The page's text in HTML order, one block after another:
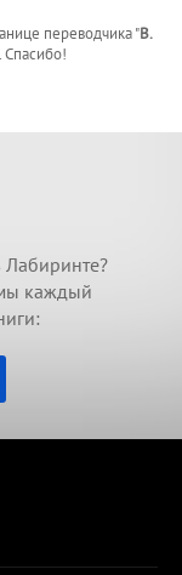
переводчика "В.
. Спасибо!
каждый